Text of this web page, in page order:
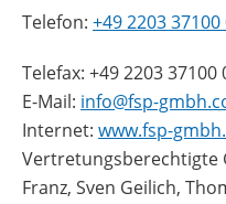
Telefon: +49 2203 37100
Telefax: +49 2203 37100
E-Mail: info@fsp-
Internet: www.fsp-
Vertretungsberechtigte
Franz, Sven Geilich,